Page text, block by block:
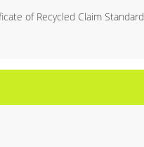
of Recycled Claim Standard